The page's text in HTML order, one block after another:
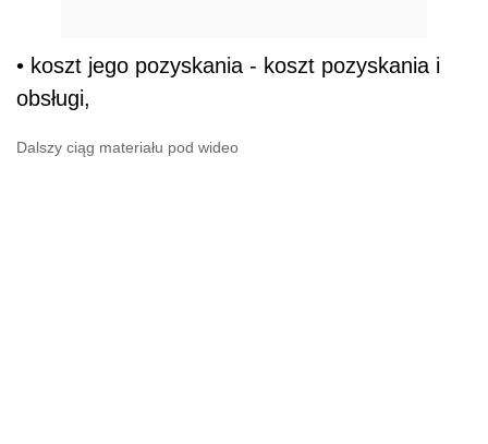
• koszt jego pozyskania - koszt pozyskania i
obsługi,
Dalszy ciąg materiału pod wideo